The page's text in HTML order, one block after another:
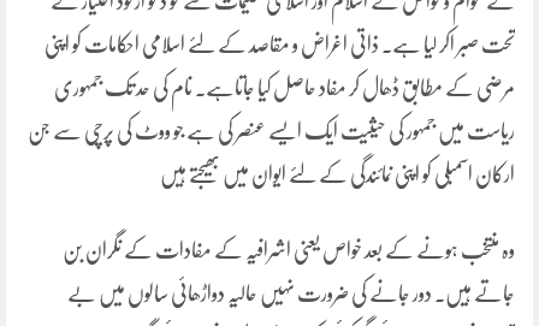
تحت صبر اکر لیا ہے۔ ذاتی اغراض و مقاصد کے لئے اسلامی احکامات کو اپنی
مرضی کے مطابق ڈھال کر مفاد حاصل کیا جاتاہے۔ نام کی حد تک جمہوری
ریاست میں جمہور کی حیثیت ایک ایسے عنصر کی ہے جو ووٹ کی پرچی سے جن
ارکان اسمبلی کو اپنی نمائندگی کے لئے ایوان میں بھیجتے ہیں
وہ منتخب ہونے کے بعد خواص یعنی اشرافیہ کے مفادات کے نگران بن
جاتے ہیں۔ دور جانے کی ضرورت نہیں حالیہ دواڑھائی سالوں میں بے